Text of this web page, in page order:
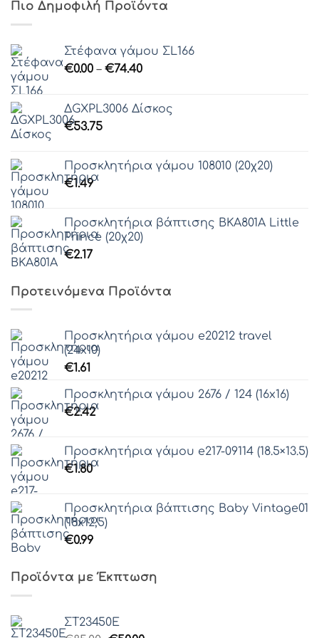
Γραμματοσειρά 45
Γραμματοσειρά 46
Γραμματοσειρά 47
Γραμματοσειρά 48
Γραμματοσειρά 49
Γραμματοσειρά 50
Γραμματοσειρά 51
Γραμματοσειρά 52
Γραμματοσειρά 53
Γραμματοσειρά 54
Γραμματοσειρά 55
Γραμματοσειρά 57
Γραμματοσειρά 58
Πιο Δημοφιλή Προϊόντα
Στέφανα γάμου ΣL166
€0.00 – €74.40Price
through
ΔGXPL3006 Δίσκος
€53.75
Προσκλητήρια γάμου 108010 (20χ20)
€1.49
Προσκλητήρια βάπτισης ΒΚΑ801Α Little
Prince (20χ20)
€2.17
Προτεινόμενα Προϊόντα
Προσκλητήρια γάμου e20212 travel
(24x10)
€1.61
Προσκλητήρια γάμου 2676 / 124 (16x16)
€2.42
Προσκλητήρια γάμου e217-09114 (18.5×13.5)
€1.80
Προσκλητήρια βάπτισης Baby Vintage01
(18x12,5)
€0.99
Προϊόντα με Έκπτωση
ΣΤ23450Ε